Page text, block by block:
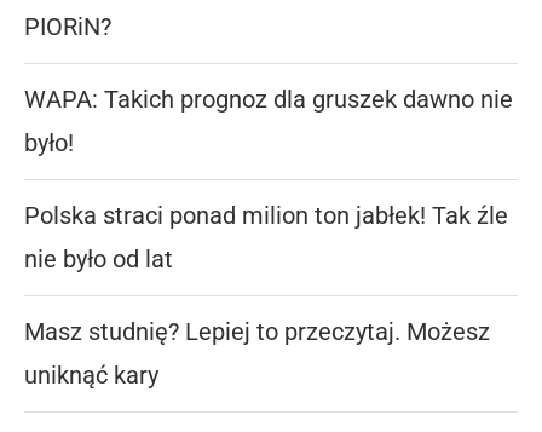
PIORiN?
WAPA: Takich prognoz dla gruszek dawno nie
było!
Polska straci ponad milion ton jabłek! Tak źle
nie było od lat
Masz studnię? Lepiej to przeczytaj. Możesz
uniknąć kary